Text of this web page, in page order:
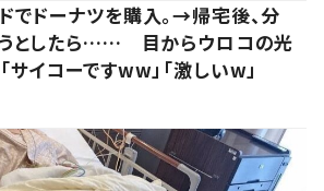
でドーナツを購入。→帰宅後、分
としたら…… 目からウロコの光
サイコーですww」「激しいw」